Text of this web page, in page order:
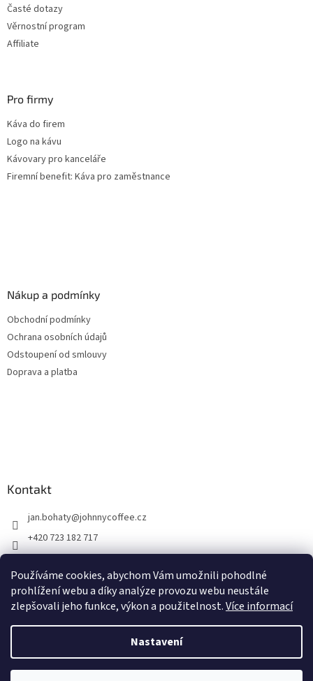
Používáme cookies, abychom Vám umožnili pohodlné
prohlížení webu a díky analýze provozu webu neustále
zlepšovali jeho funkce, výkon a použitelnost.Více informací
Nastavení
Časté dotazy
Věrnostní program
Affiliate
Pro firmy
Káva do firem
Logo na kávu
Kávovary pro kanceláře
Firemní benefit: Káva pro zaměstnance
Nákup a podmínky
Obchodní podmínky
Ochrana osobních údajů
Odstoupení od smlouvy
Doprava a platba
Kontakt
jan.bohaty@johnnycoffee.cz
+420 723 182 717
Johnny Coffee
prazirna_johnny_coffee/
Vytvořil Shoptet
Copyright 2026Johnny Coffee. Všechna práva vyhrazena.Upravit